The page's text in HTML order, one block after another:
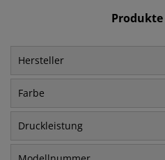
Hersteller
Farbe
Druckleistung